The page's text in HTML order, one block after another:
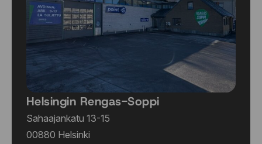
Helsingin Rengas-Soppi
Sahaajankatu 13-15
00880 Helsinki